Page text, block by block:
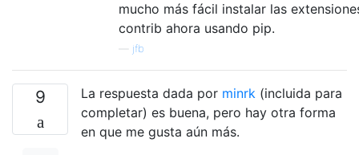
mucho más fácil instalar las
contrib ahora usando pip.
jfb
9 La respuesta dada por minrk (incluida para
completar) es buena, pero hay otra forma
en que me gusta aún más.